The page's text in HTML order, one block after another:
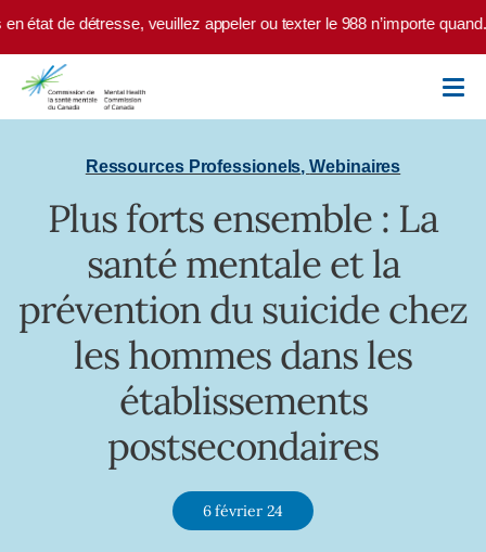
Skip to main content
état de détresse, veuillez appeler ou texter le 988 n’importe
Ressources Professionels,Webinaires
Plus forts ensemble : La
santé mentale et la
prévention du suicide chez
les hommes dans les
établissements
postsecondaires
6 février 24